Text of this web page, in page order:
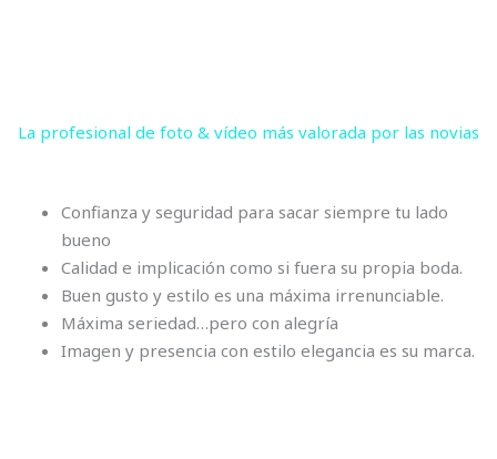
La profesional de foto & vídeo más valorada por las novias
Confianza y seguridad para sacar siempre tu lado
bueno
Calidad e implicación como si fuera su propia boda.
Buen gusto y estilo es una máxima irrenunciable.
Máxima seriedad…pero con alegría
Imagen y presencia con estilo elegancia es su marca.